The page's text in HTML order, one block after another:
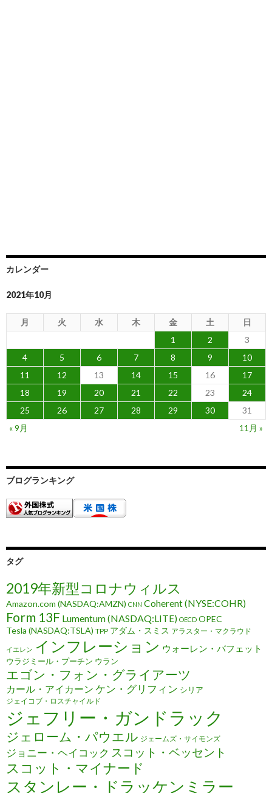
カレンダー
2021年10月
月 火 水 木 金 土
日
1
2
3
4
5 6 7 8 9
10
11
12 13 14 15 16
17
18
19 20 21 22 23
24
25
26 27 28 29 30
31
« 9月
11月 »
ブログランキング
タグ
2019年新型コロナウィルス
Amazon.com (NASDAQ:AMZN) CNN Coherent (NYSE:COHR)
Form 13F Lumentum (NASDAQ:LITE) OECD OPEC
Tesla (NASDAQ:TSLA) TPP アダム・スミス アラスター・マクラウド
イエレン インフレーション ウォーレン・バフェット
ウラジミール・プーチン ウラン
エゴン・フォン・グライアーツ
カール・アイカーン ケン・グリフィン シリア
ジェイコブ・ロスチャイルド
ジェフリー・ガンドラック
ジェローム・パウエル ジェームズ・サイモンズ
ジョニー・ヘイコック スコット・ベッセント
スコット・マイナード
スタンレー・ドラッケンミラー